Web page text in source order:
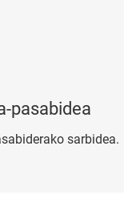
pasabidea
sarbidea.